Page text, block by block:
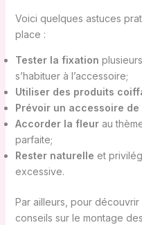
Voici quelques astuces
place :
Tester la fixation
s’habituer à l’accessoire;
Utiliser des produits
Prévoir un accessoire de
Accorder la fleurau
parfaite;
Rester naturelle et
excessive.
Par ailleurs, pour
conseils sur le montage